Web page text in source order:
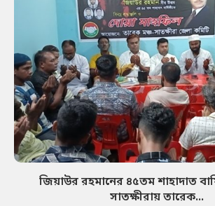
জিয়াউর রহমানের ৪৫তম শাহাদাত
সাতক্ষীরায় তারেক...